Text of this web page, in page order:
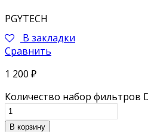
PGYTECH
В закладки
Сравнить
1 200 ₽
Количество набор фильтров
В корзину